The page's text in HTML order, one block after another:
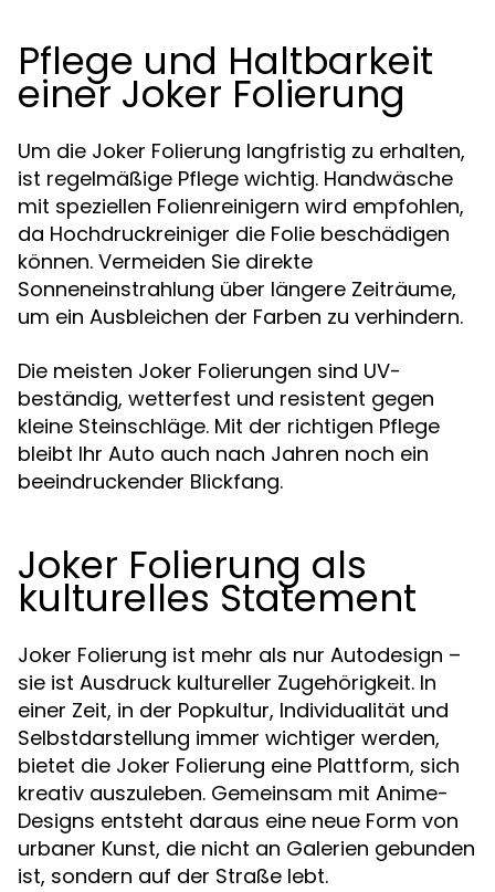
Pflege und Haltbarkeit
einer Joker Folierung
Um die Joker Folierung langfristig zu erhalten,
ist regelmäßige Pflege wichtig. Handwäsche
mit speziellen Folienreinigern wird empfohlen,
da Hochdruckreiniger die Folie beschädigen
können. Vermeiden Sie direkte
Sonneneinstrahlung über längere Zeiträume,
um ein Ausbleichen der Farben zu verhindern.
Die meisten Joker Folierungen sind UV-
beständig, wetterfest und resistent gegen
kleine Steinschläge. Mit der richtigen Pflege
bleibt Ihr Auto auch nach Jahren noch ein
beeindruckender Blickfang.
Joker Folierung als
kulturelles Statement
Joker Folierung ist mehr als nur Autodesign –
sie ist Ausdruck kultureller Zugehörigkeit. In
einer Zeit, in der Popkultur, Individualität und
Selbstdarstellung immer wichtiger werden,
bietet die Joker Folierung eine Plattform, sich
kreativ auszuleben. Gemeinsam mit Anime-
Designs entsteht daraus eine neue Form von
urbaner Kunst, die nicht an Galerien gebunden
ist, sondern auf der Straße lebt.